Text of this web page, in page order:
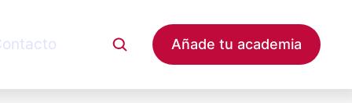
Añade tu academia